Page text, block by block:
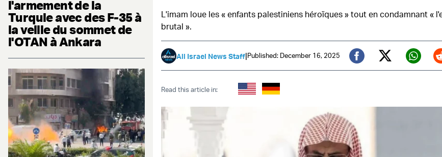
l'armement de la
Turquie avec des F-35 à
la veille du sommet de
l'OTAN à Ankara
L'imam loue les « enfants palestiniens héroïques » tout en condamnant «
brutal ».
All Israel News Staff|Published: December 16, 2025
Facebook
Twitter
Read this article in: